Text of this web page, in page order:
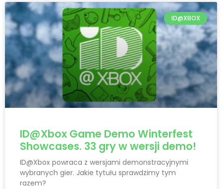
ID@XBOX
ID@Xbox Game Demo Winterfest
Showcases. 33 gry w wersji demo!
ID@Xbox powraca z wersjami demonstracyjnymi
wybranych gier. Jakie tytułu sprawdzimy tym
razem?